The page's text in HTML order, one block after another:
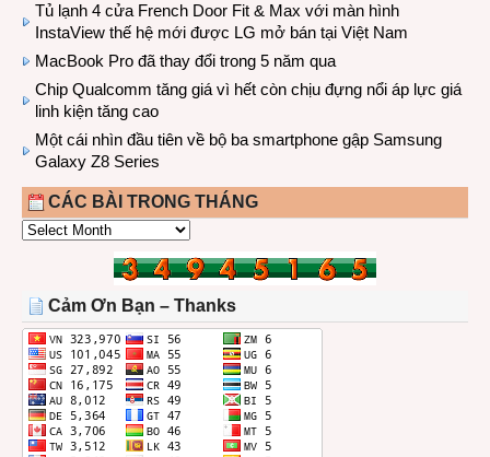
Tủ lạnh 4 cửa French Door Fit & Max với màn hình
InstaView thế hệ mới được LG mở bán tại Việt Nam
MacBook Pro đã thay đổi trong 5 năm qua
Chip Qualcomm tăng giá vì hết còn chịu đựng nổi áp lực giá
linh kiện tăng cao
Một cái nhìn đầu tiên về bộ ba smartphone gập Samsung
Galaxy Z8 Series
CÁC BÀI TRONG THÁNG
CÁC
THÁNG
Cảm Ơn Bạn – Thanks